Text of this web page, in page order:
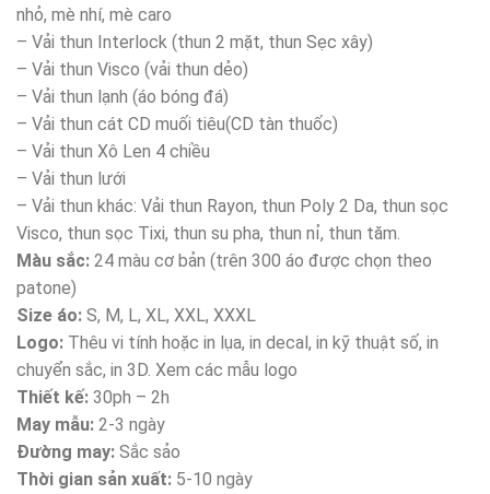
nhỏ, mè nhí, mè caro
– Vải thun Interlock (thun 2 mặt, thun Sẹc xây)
– Vải thun Visco (vải thun dẻo)
– Vải thun lạnh (áo bóng đá)
– Vải thun cát CD muối tiêu(CD tàn thuốc)
– Vải thun Xô Len 4 chiều
– Vải thun lưới
– Vải thun khác: Vải thun Rayon, thun Poly 2 Da, thun sọc
Visco, thun sọc Tixi, thun su pha, thun nỉ, thun tăm.
Màu sắc: 24 màu cơ bản (trên 300 áo được chọn theo
patone)
Size áo: S, M, L, XL, XXL, XXXL
Logo: Thêu vi tính hoặc in lụa, in decal, in kỹ thuật số, in
chuyển sắc, in 3D. Xem các mẫu logo
Thiết kế: 30ph – 2h
May mẫu: 2-3 ngày
Đường may: Sắc sảo
Thời gian sản xuất: 5-10 ngày